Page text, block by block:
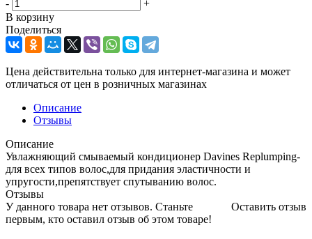
-
+
В корзину
Поделиться
Цена действительна только для интернет-магазина и может
отличаться от цен в розничных магазинах
Описание
Отзывы
Описание
Увлажняющий смываемый кондиционер Davines Replumping-
для всех типов волос,для придания эластичности и
упругости,препятствует спутыванию волос.
Отзывы
Оставить отзыв
У данного товара нет отзывов. Станьте
первым, кто оставил отзыв об этом товаре!